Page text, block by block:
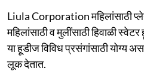
Liula Corporation महिलांसाठी
महिलांसाठी व मुलींसाठी हिवाळी
या हूडीज विविध प्रसंगांसाठी
लूक देतात.